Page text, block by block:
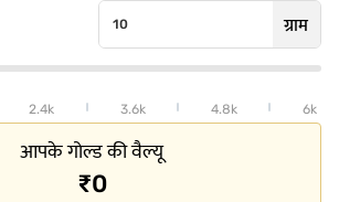
महंगा हो जाता है. इससे ढेनकनाल में सोने की कीमत बढ़
टैक्स से कुल लागत बढ़ जाती है, जिससे ढेनकनाल में
: त्योहारों और शादी के मौसम में, मांग बढ़ जाती है, जिससे
कीमत बढ़ सकती है. कम मांग से कीमतें कम हो सकती हैं.
ग्राम
2.4k 3.6k 4.8k 6k
आपके गोल्ड की वैल्यू
₹0